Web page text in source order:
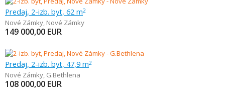
Predaj, 2-izb. byt, 62 m2
Nové Zámky, Nové Zámky
149 000,00 EUR
Predaj, 2-izb. byt, 47,9 m2
Nové Zámky, G.Bethlena
108 000,00 EUR